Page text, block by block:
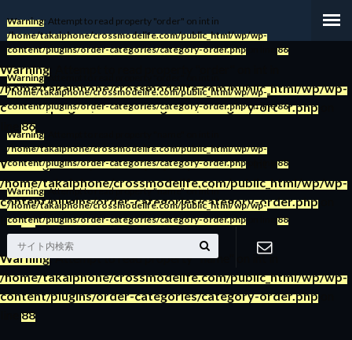
Warning
/home/takaiphone/crossmodelife.com/public_html/wp/wp-
content/plugins/order-categories/category-order.php
86
Warning: Attempt to read property "order" on int in
/home/takaiphone/crossmodelife.com/public_html/wp/wp-
content/plugins/order-categories/category-order.php
line86
Warning: Attempt to read property "name" on int in
/home/takaiphone/crossmodelife.com/public_html/wp/wp-
content/plugins/order-categories/category-order.php
88
Warning: Attempt to read property "order" on int in
/home/takaiphone/crossmodelife.com/public_html/wp/wp-
content/plugins/order-categories/category-order.phpon line 86
Warning: Attempt to read property "order" on int in
/home/takaiphone/crossmodelife.com/public_html/wp/wp-
content/plugins/order-categories/category-order.phpon line86
Warning: Attempt to read property "name" on int in
/home/takaiphone/crossmodelife.com/public_html/wp/wp-
content/plugins/order-categories/category-order.phpon line 88
Warning: Attempt to read property "name" on int in
/home/takaiphone/crossmodelife.com/public_html/wp/wp-
content/plugins/order-categories/category-order.phpon line 88
お問い合わ